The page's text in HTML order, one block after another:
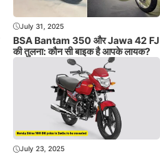
July 31, 2025
BSA Bantam 350 और Jawa 42 FJ
की तुलना: कौन सी बाइक है आपके लायक?
July 23, 2025